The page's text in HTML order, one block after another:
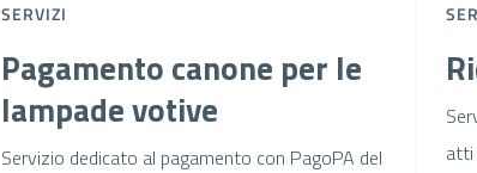
SERVIZI
Pagamento canone per le
lampade votive
Servizio dedicato al pagamento con PagoPA del
atti